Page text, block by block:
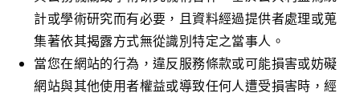
計或學術研究而有必要，且資料經過提供者處理或蒐
集著依其揭露方式無從識別特定之當事人。
當您在網站的行為，違反服務條款或可能損害或妨礙
網站與其他使用者權益或導致任何人遭受損害時，經